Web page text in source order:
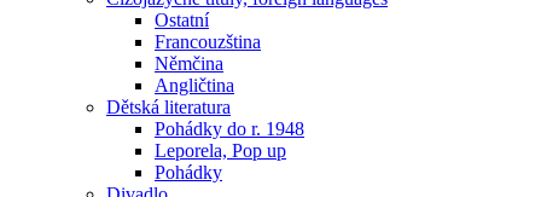
Ostatní
Francouzština
Němčina
Angličtina
Dětská literatura
Pohádky do r. 1948
Leporela, Pop up
Pohádky